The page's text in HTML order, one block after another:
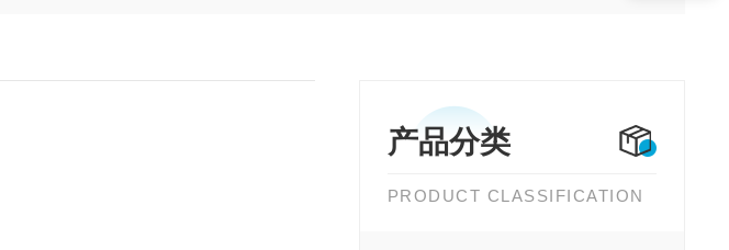
产品分类
PRODUCT CLASSIFICATION